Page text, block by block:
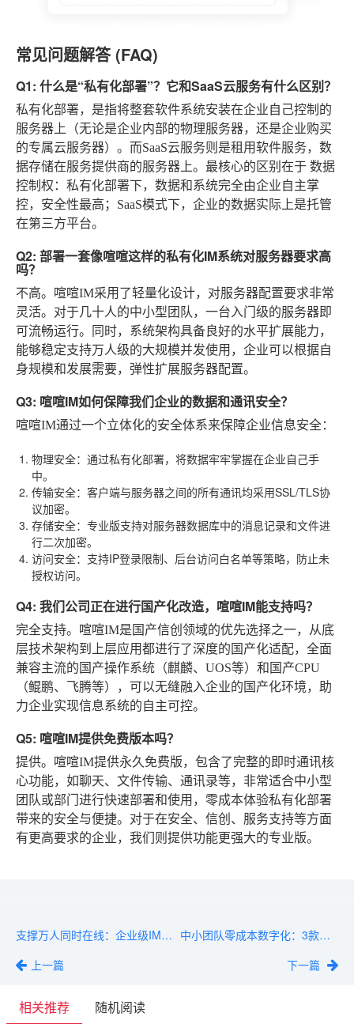
常见问题解答 (FAQ)
Q1: 什么是“私有化部署”？它和SaaS云服务有什么区别？
私有化部署，是指将整套软件系统安装在企业自己控制的
服务器上（无论是企业内部的物理服务器，还是企业购买
的专属云服务器）。而SaaS云服务则是租用软件服务，数
据存储在服务提供商的服务器上。最核心的区别在于 数据
控制权 ：私有化部署下，数据和系统完全由企业自主掌
控，安全性最高；SaaS模式下，企业的数据实际上是托管
在第三方平台。
Q2: 部署一套像喧喧这样的私有化IM系统对服务器要求高
吗？
不高。喧喧IM采用了轻量化设计，对服务器配置要求非常
灵活。对于几十人的中小型团队，一台入门级的服务器即
可流畅运行。同时，系统架构具备良好的水平扩展能力，
能够稳定支持万人级的大规模并发使用，企业可以根据自
身规模和发展需要，弹性扩展服务器配置。
Q3: 喧喧IM如何保障我们企业的数据和通讯安全？
喧喧IM通过一个立体化的安全体系来保障企业信息安全：
物理安全：通过私有化部署，将数据牢牢掌握在企业自己手
中。
传输安全：客户端与服务器之间的所有通讯均采用SSL/TLS协
议加密。
存储安全：专业版支持对服务器数据库中的消息记录和文件进
行二次加密。
访问安全：支持IP登录限制、后台访问白名单等策略，防止未
授权访问。
Q4: 我们公司正在进行国产化改造，喧喧IM能支持吗？
完全支持。喧喧IM是国产信创领域的优先选择之一，从底
层技术架构到上层应用都进行了深度的国产化适配，全面
兼容主流的国产操作系统（麒麟、UOS等）和国产CPU
（鲲鹏、飞腾等），可以无缝融入企业的国产化环境，助
力企业实现信息系统的自主可控。
Q5: 喧喧IM提供免费版本吗？
提供。喧喧IM提供永久免费版，包含了完整的即时通讯核
心功能，如聊天、文件传输、通讯录等，非常适合中小型
团队或部门进行快速部署和使用，零成本体验私有化部署
带来的安全与便捷。对于在安全、信创、服务支持等方面
有更高要求的企业，我们则提供功能更强大的专业版。
支撑万人同时在线：企业级IM即时通讯软件架构设计
上一篇
中小团队零成本数字化：3款真正免费的企业IM软件
下一篇
相关推荐 随机阅读